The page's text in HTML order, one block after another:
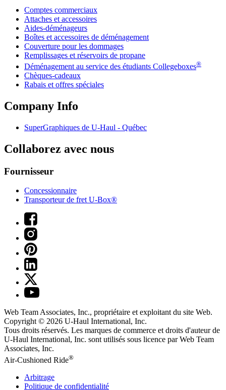
Comptes commerciaux
Attaches et accessoires
Aides-déménageurs
Boîtes et accessoires de déménagement
Couverture pour les dommages
Remplissages et réservoirs de propane
Déménagement au service des étudiants Collegeboxes®
Chèques-cadeaux
Rabais et offres spéciales
Company Info
SuperGraphiques de U-Haul - Québec
Collaborez avec nous
Fournisseur
Concessionnaire
Transporteur de fret U-Box®
Web Team Associates, Inc., propriétaire et exploitant du site Web.
Copyright © 2026 U-Haul International, Inc.
Tous droits réservés. Les marques de commerce et droits d'auteur de
U-Haul International, Inc. sont utilisés sous licence par Web Team
Associates, Inc.
Air-Cushioned Ride®
Arbitrage
Politique de confidentialité